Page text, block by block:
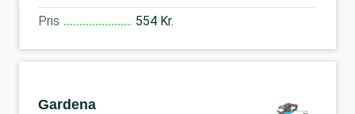
Pris 554 Kr.
Gardena